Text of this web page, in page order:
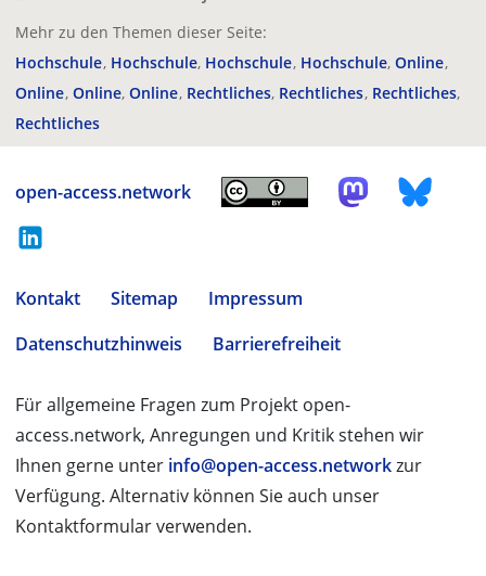
Mehr zu den Themen dieser Seite:
Hochschule Hochschule Hochschule Hochschule Online
Online Online Online Rechtliches Rechtliches Rechtliches
Rechtliches
open-access.network
Kontakt Sitemap
Impressum
Datenschutzhinweis
Barrierefreiheit
Für allgemeine Fragen zum Projekt open-
access.network, Anregungen und Kritik stehen wir
Ihnen gerne unter info@open-access.networkzur
Verfügung. Alternativ können Sie auch unser
Kontaktformular verwenden.